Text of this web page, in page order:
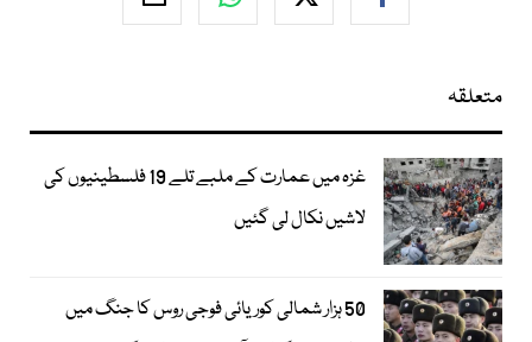
متعلقہ
غزہ میں عمارت کے ملبے تلے 19 فلسطینیوں کی
لاشیں نکال لی گئیں
50 ہزار شمالی کوریائی فوجی روس کا جنگ میں